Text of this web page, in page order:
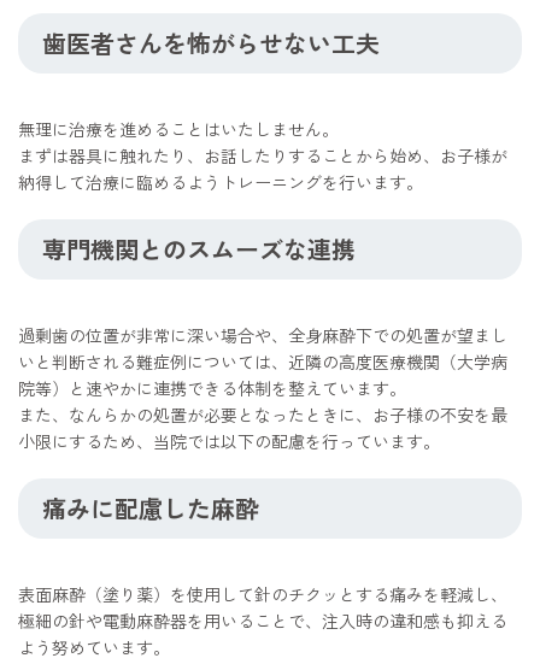
歯医者さんを怖がらせない工夫
無理に治療を進めることはいたしません。
まずは器具に触れたり、お話したりすることから始め、お子様が
納得して治療に臨めるようトレーニングを行います。
専門機関とのスムーズな連携
過剰歯の位置が非常に深い場合や、全身麻酔下での処置が望まし
いと判断される難症例については、近隣の高度医療機関（大学病
院等）と速やかに連携できる体制を整えています。
また、なんらかの処置が必要となったときに、お子様の不安を最
小限にするため、当院では以下の配慮を行っています。
痛みに配慮した麻酔
表面麻酔（塗り薬）を使用して針のチクッとする痛みを軽減し、
極細の針や電動麻酔器を用いることで、注入時の違和感も抑える
よう努めています。